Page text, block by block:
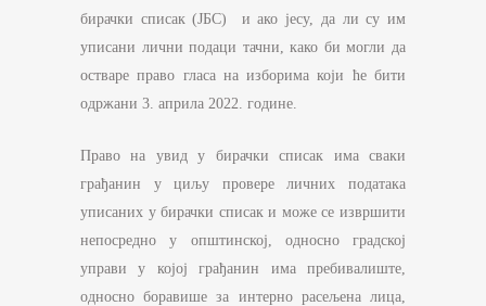
бирачки списак (ЈБС) и ако јесу, да ли су им
уписани лични подаци тачни, како би могли да
остваре право гласа на изборима који ће бити
одржани 3. априла 2022. године.
Право на увид у бирачки списак има сваки
грађанин у циљу провере личних података
уписаних у бирачки списак и може се извршити
непосредно у општинској, односно градској
управи у којој грађанин има пребивалиште,
односно боравише за интерно расељена лица,